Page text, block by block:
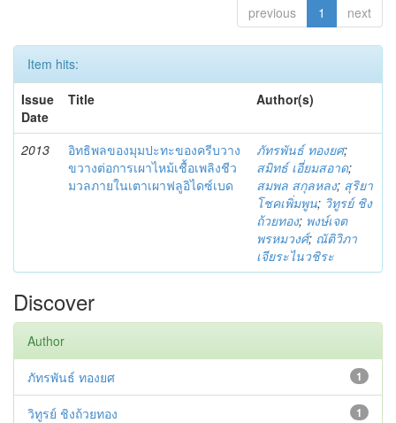
previous 1 next
Item hits:
Issue
Date
Title Author(s)
2013
อิทธิพลของมุมปะทะของครีบวาง
ขวางต่อการเผาไหม้เชื้อเพลิงชีว
มวลภายในเตาเผาฟลูอิไดซ์เบด
ภัทรพันธ์ ทองยศ;
สมิทธ์ เอี่ยมสอาด;
สมพล สกุลหลง; สุริยา
โชคเพิ่มพูน; วิทูรย์ ชิง
ถ้วยทอง; พงษ์เจต
พรหมวงศ์; ณัติวิภา
เจียระไนวชิระ
Discover
Author
1
ภัทรพันธ์ ทองยศ
1
วิทูรย์ ชิงถ้วยทอง